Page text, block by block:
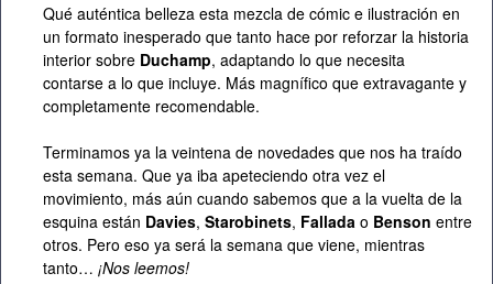
Qué auténtica belleza esta mezcla de cómic e ilustración en
un formato inesperado que tanto hace por reforzar la historia
interior sobre Duchamp, adaptando lo que necesita
contarse a lo que incluye. Más magnífico que extravagante y
completamente recomendable.
Terminamos ya la veintena de novedades que nos ha traído
esta semana. Que ya iba apeteciendo otra vez el
movimiento, más aún cuando sabemos que a la vuelta de la
esquina están Davies, Starobinets, Fallada o Benson entre
otros. Pero eso ya será la semana que viene, mientras
tanto… ¡Nos leemos!